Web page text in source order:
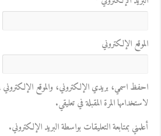
الموقع الإلكتروني
احفظ اسمي، بريدي الإلكتروني، والموقع
لاستخدامها المرة المقبلة في تعليقي.
أعلمني بمتابعة التعليقات بواسطة البريد الإلكتروني.